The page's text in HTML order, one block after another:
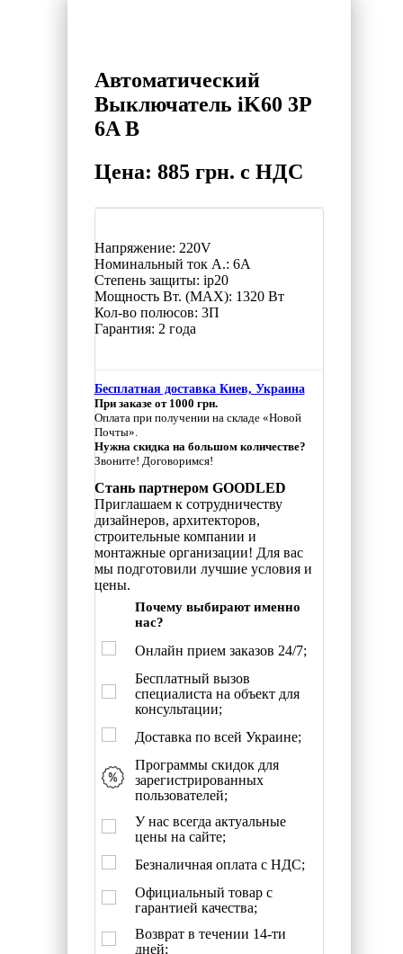
Автоматический
Выключатель iK60 3P
6A B
Цена: 885 грн. с НДС
Напряжение: 220V
Номинальный ток А.: 6A
Степень защиты: ip20
Мощность Вт. (МАХ): 1320 Вт
Кол-во полюсов: 3П
Гарантия: 2 года
Бесплатная доставка Киев, Украина
При заказе от 1000 грн.
Оплата при получении на складе «Новой
Почты».
Нужна скидка на большом количестве?
Звоните! Договоримся!
Стань партнером GOODLED
Приглашаем к сотрудничеству
дизайнеров, архитекторов,
строительные компании и
монтажные организации! Для вас
мы подготовили лучшие условия и
цены.
Почему выбирают именно
нас?
Онлайн прием заказов 24/7;
Бесплатный вызов
специалиста на объект для
консультации;
Доставка по всей Украине;
Программы скидок для
зарегистрированных
пользователей;
У нас всегда актуальные
цены на сайте;
Безналичная оплата с НДС;
Официальный товар с
гарантией качества;
Возврат в течении 14-ти
дней;